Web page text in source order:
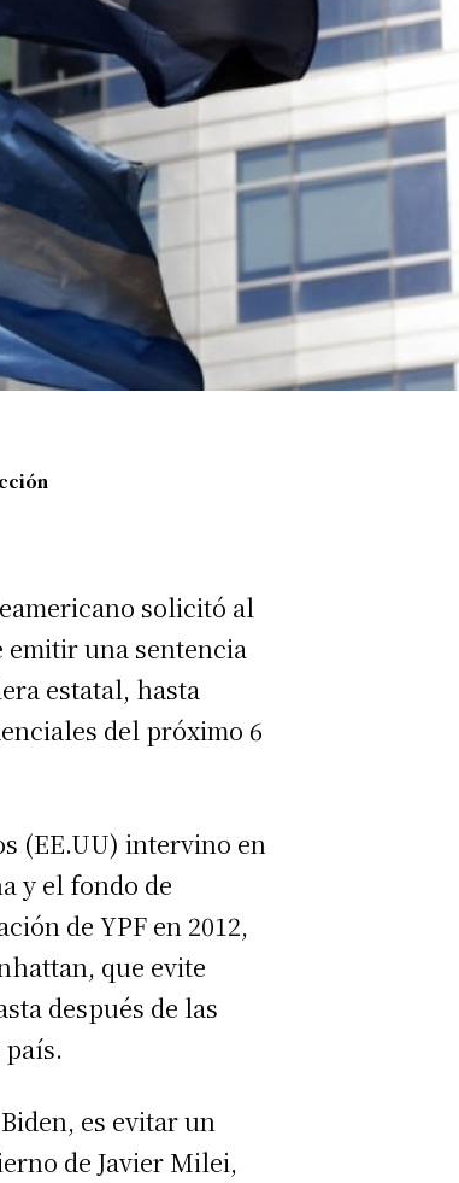
solicitó al
una sentencia
estatal, hasta
del próximo 6
(EE.UU) intervino en
y el fondo de
de YPF en 2012,
que evite
después de las
país.
es evitar un
de Javier Milei,